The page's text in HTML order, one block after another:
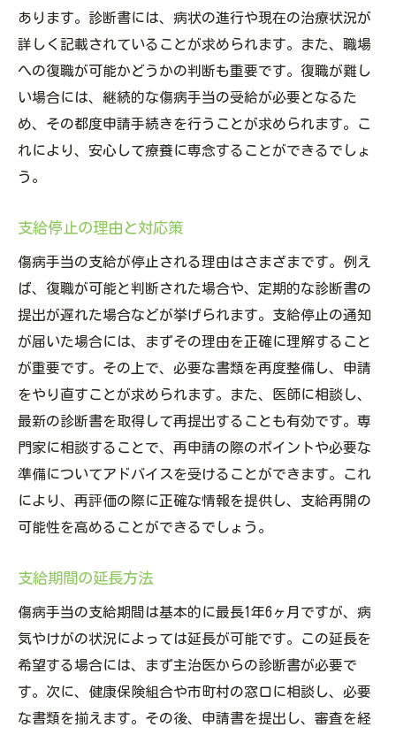
あります。診断書には、病状の進行や現在の治療状況が
詳しく記載されていることが求められます。また、職場
への復職が可能かどうかの判断も重要です。復職が難し
い場合には、継続的な傷病手当の受給が必要となるた
め、その都度申請手続きを行うことが求められます。こ
れにより、安心して療養に専念することができるでしょ
う。
支給停止の理由と対応策
傷病手当の支給が停止される理由はさまざまです。例え
ば、復職が可能と判断された場合や、定期的な診断書の
提出が遅れた場合などが挙げられます。支給停止の通知
が届いた場合には、まずその理由を正確に理解すること
が重要です。その上で、必要な書類を再度整備し、申請
をやり直すことが求められます。また、医師に相談し、
最新の診断書を取得して再提出することも有効です。専
門家に相談することで、再申請の際のポイントや必要な
準備についてアドバイスを受けることができます。これ
により、再評価の際に正確な情報を提供し、支給再開の
可能性を高めることができるでしょう。
支給期間の延長方法
傷病手当の支給期間は基本的に最長1年6ヶ月ですが、病
気やけがの状況によっては延長が可能です。この延長を
希望する場合には、まず主治医からの診断書が必要で
す。次に、健康保険組合や市町村の窓口に相談し、必要
な書類を揃えます。その後、申請書を提出し、審査を経